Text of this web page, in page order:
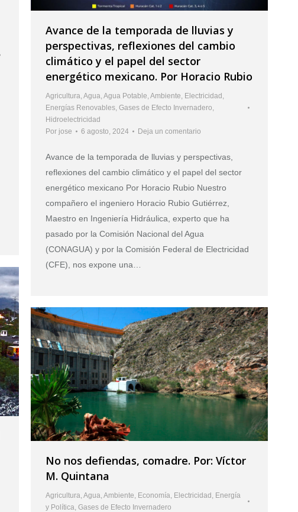
Avance de la temporada de lluvias y
perspectivas, reflexiones del cambio
climático y el papel del sector
energético mexicano. Por Horacio Rubio
Agricultura, Agua, Agua Potable, Ambiente, Electricidad ,
Energías Renovables, Gases de Efecto Invernadero,
Hidroelectricidad
Por jose 6 agosto, 2024 Deja un comentario
Avance de la temporada de lluvias y perspectivas,
reflexiones del cambio climático y el papel del sector
energético mexicano Por Horacio Rubio Nuestro
compañero el ingeniero Horacio Rubio Gutiérrez,
Maestro en Ingeniería Hidráulica, experto que ha
pasado por la Comisión Nacional del Agua
(CONAGUA) y por la Comisión Federal de Electricidad
(CFE), nos expone una…
No nos defiendas, comadre. Por: Víctor
M. Quintana
Agricultura Agua Ambiente Economía Electricidad Energía
y Política Gases de Efecto Invernadero